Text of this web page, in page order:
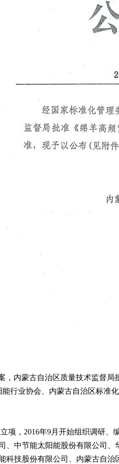
， 内蒙古自治区质量技术监督局
行业协会 内蒙古自治区标准
项 ，2016年9月开始组织调研
中节能太阳能股份有限公司
科技股份有限公司 内蒙古自治